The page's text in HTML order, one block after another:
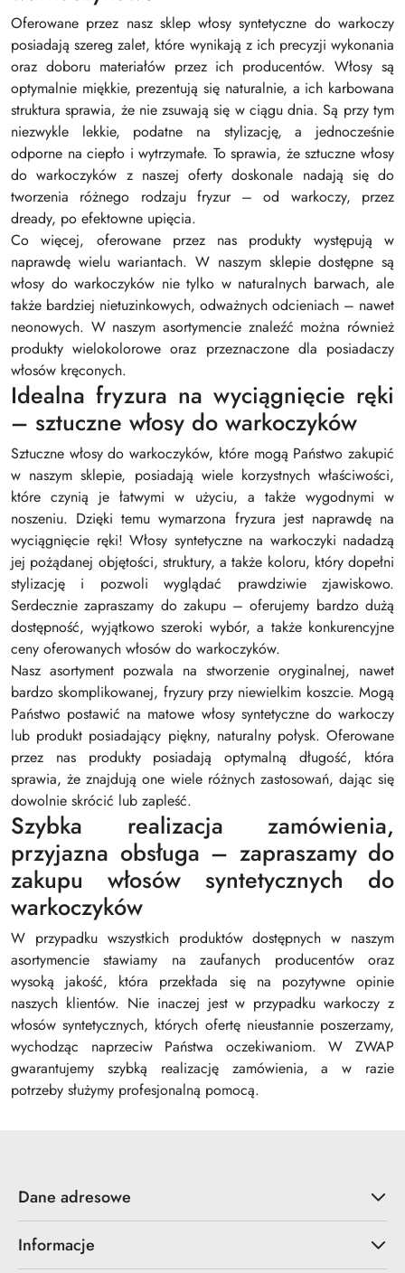
Oferowane przez nasz sklep włosy syntetyczne do warkoczy
posiadają szereg zalet, które wynikają z ich precyzji wykonania
oraz doboru materiałów przez ich producentów. Włosy są
optymalnie miękkie, prezentują się naturalnie, a ich karbowana
struktura sprawia, że nie zsuwają się w ciągu dnia. Są przy tym
niezwykle lekkie, podatne na stylizację, a jednocześnie
odporne na ciepło i wytrzymałe. To sprawia, że sztuczne włosy
do warkoczyków z naszej oferty doskonale nadają się do
tworzenia różnego rodzaju fryzur – od warkoczy, przez
dready, po efektowne upięcia.
Co więcej, oferowane przez nas produkty występują w
naprawdę wielu wariantach. W naszym sklepie dostępne są
włosy do warkoczyków nie tylko w naturalnych barwach, ale
także bardziej nietuzinkowych, odważnych odcieniach – nawet
neonowych. W naszym asortymencie znaleźć można również
produkty wielokolorowe oraz przeznaczone dla posiadaczy
włosów kręconych.
Idealna fryzura na wyciągnięcie ręki
– sztuczne włosy do warkoczyków
Sztuczne włosy do warkoczyków, które mogą Państwo zakupić
w naszym sklepie, posiadają wiele korzystnych właściwości,
które czynią je łatwymi w użyciu, a także wygodnymi w
noszeniu. Dzięki temu wymarzona fryzura jest naprawdę na
wyciągnięcie ręki! Włosy syntetyczne na warkoczyki nadadzą
jej pożądanej objętości, struktury, a także koloru, który dopełni
stylizację i pozwoli wyglądać prawdziwie zjawiskowo.
Serdecznie zapraszamy do zakupu – oferujemy bardzo dużą
dostępność, wyjątkowo szeroki wybór, a także konkurencyjne
ceny oferowanych włosów do warkoczyków.
Nasz asortyment pozwala na stworzenie oryginalnej, nawet
bardzo skomplikowanej, fryzury przy niewielkim koszcie. Mogą
Państwo postawić na matowe włosy syntetyczne do warkoczy
lub produkt posiadający piękny, naturalny połysk. Oferowane
przez nas produkty posiadają optymalną długość, która
sprawia, że znajdują one wiele różnych zastosowań, dając się
dowolnie skrócić lub zapleść.
Szybka realizacja zamówienia,
przyjazna obsługa – zapraszamy do
zakupu włosów syntetycznych do
warkoczyków
W przypadku wszystkich produktów dostępnych w naszym
asortymencie stawiamy na zaufanych producentów oraz
wysoką jakość, która przekłada się na pozytywne opinie
naszych klientów. Nie inaczej jest w przypadku warkoczy z
włosów syntetycznych, których ofertę nieustannie poszerzamy,
wychodząc naprzeciw Państwa oczekiwaniom. W ZWAP
gwarantujemy szybką realizację zamówienia, a w razie
potrzeby służymy profesjonalną pomocą.
Dane adresowe
Informacje